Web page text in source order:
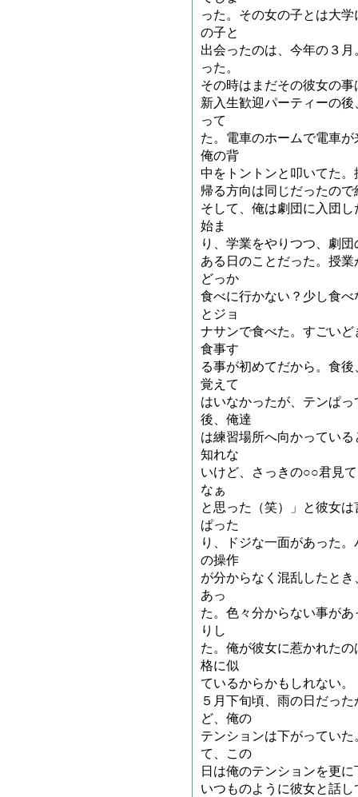
った。その女の子とは大
の子と
出会ったのは、今年の３
った。
その時はまだその彼女の
新入生歓迎パーティーの
って
た。電車のホームで電車
俺の背
中をトントンと叩いてた
帰る方向は同じだったの
そして、俺は劇団に入団
始ま
り、学業をやりつつ、劇
ある日のことだった。授
どっか
食べに行かない？少し食
とジョ
ナサンで食べた。すごい
食事す
る事が初めてだから。食
覚えて
はいなかったが、テンぱ
後、俺達
は練習場所へ向かってい
知れな
いけど、さっきの○○君見
なぁ
と思った（笑）」と彼女
ぱった
り、ドジな一面があった
の操作
が分からなく混乱したと
あっ
た。色々分からない事が
りし
た。俺が彼女に惹かれた
格に似
ているからかもしれない。
５月下旬頃、雨の日だっ
ど、俺の
テンションは下がってい
て、この
日は俺のテンションを更
いつものように彼女と話